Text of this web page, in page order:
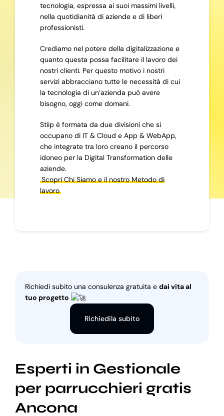
tecnologia, espressa ai suoi massimi livelli,
nella quotidianità di aziende e di liberi
professionisti.
Crediamo nel potere della digitalizzazione e
quanto questa possa facilitare il lavoro dei
nostri clienti. Per questo motivo i nostri
servizi abbracciano tutte le necessità di cui
la tecnologia di un’azienda può avere
bisogno, oggi come domani.
Stiip è formata da due divisioni che si
occupano di IT & Cloud e App & WebApp,
che integrate tra loro creano il percorso
idoneo per la Digital Transformation delle
aziende.
Scopri Chi Siamo e il nostro Metodo di
lavoro
Richiedi subito una consulenza gratuita e dai vita al
tuo progetto
Richiedila subito
Esperti in Gestionale
per parrucchieri gratis
Ancona